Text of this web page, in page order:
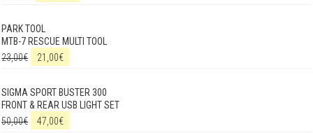
PARK TOOL
MTB-7 RESCUE MULTI TOOL
23,00€ 21,00€
SIGMA SPORT BUSTER 300
FRONT & REAR USB LIGHT SET
50,00€ 47,00€